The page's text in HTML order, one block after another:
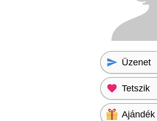
Üzenet
Tetszik
Ajándék